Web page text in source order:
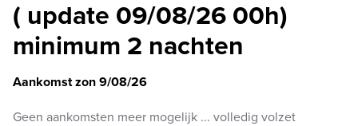
( update 09/08/26 00h)
minimum 2 nachten
Aankomst zon 9/08/26
Geen aankomsten meer mogelijk ... volledig volzet